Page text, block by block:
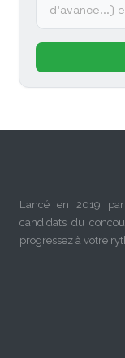
Lancé en 2019
candidats du
progressez à votre